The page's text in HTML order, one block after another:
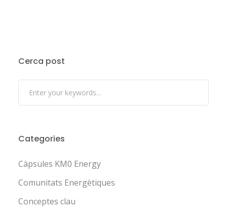
Cerca post
Categories
Càpsules KM0 Energy
Comunitats Energètiques
Conceptes clau